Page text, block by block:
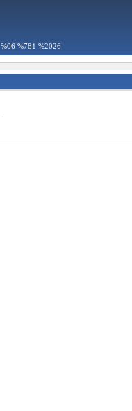
%06 %781 %2026